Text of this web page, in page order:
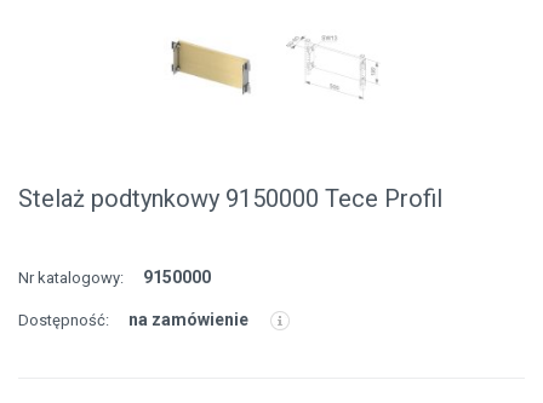
Stelaż podtynkowy 9150000 Tece Profil
Nr katalogowy: 9150000
Dostępność: na zamówienie